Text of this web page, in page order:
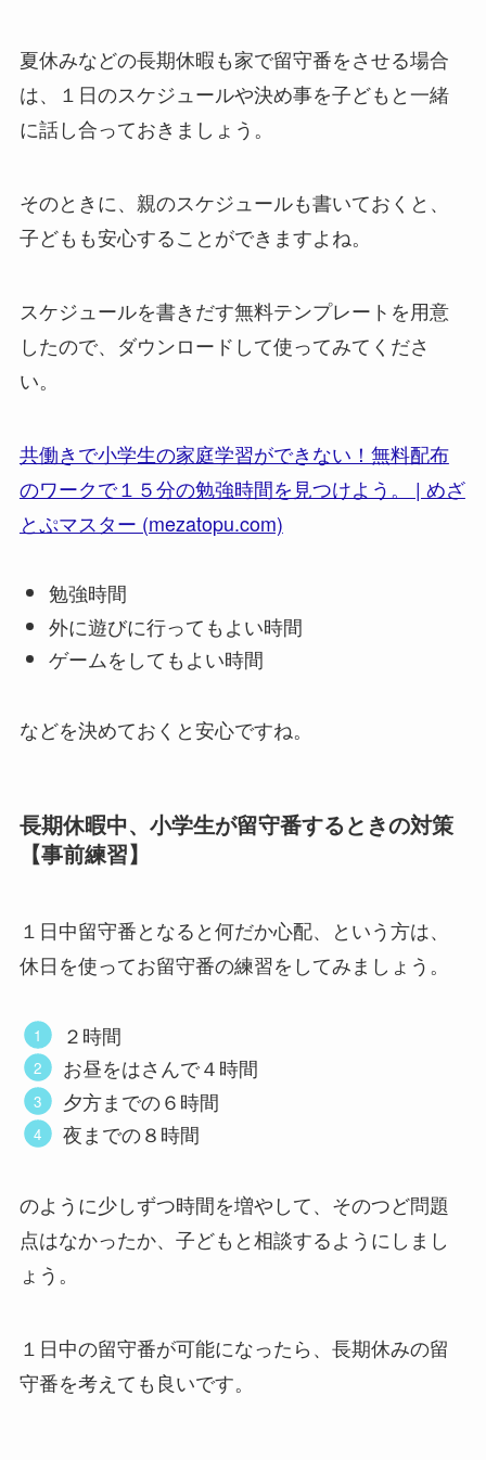
夏休みなどの長期休暇も家で留守番をさせる場合
は、１日のスケジュールや決め事を子どもと一緒
に話し合っておきましょう。
そのときに、親のスケジュールも書いておくと、
子どもも安心することができますよね。
スケジュールを書きだす無料テンプレートを用意
したので、ダウンロードして使ってみてくださ
い。
共働きで小学生の家庭学習ができない！無料配布
のワークで１５分の勉強時間を見つけよう。 | めざ
とぷマスター (mezatopu.com)
勉強時間
外に遊びに行ってもよい時間
ゲームをしてもよい時間
などを決めておくと安心ですね。
長期休暇中、小学生が留守番するときの対策
【事前練習】
１日中留守番となると何だか心配、という方は、
休日を使ってお留守番の練習をしてみましょう。
２時間
お昼をはさんで４時間
夕方までの６時間
夜までの８時間
のように少しずつ時間を増やして、そのつど問題
点はなかったか、子どもと相談するようにしまし
ょう。
１日中の留守番が可能になったら、長期休みの留
守番を考えても良いです。